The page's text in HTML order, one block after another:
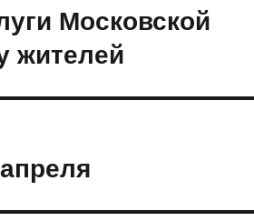
Московской
жителей